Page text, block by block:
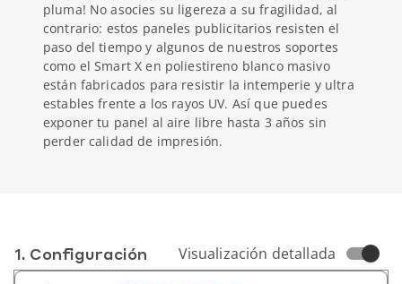
pluma! No asocies su ligereza a su fragilidad, al
contrario: estos paneles publicitarios resisten el
paso del tiempo y algunos de nuestros soportes
como el Smart X en poliestireno blanco masivo
están fabricados para resistir la intemperie y ultra
estables frente a los rayos UV. Así que puedes
exponer tu panel al aire libre hasta 3 años sin
perder calidad de impresión.
1. Conf­iguración Visualización detallada